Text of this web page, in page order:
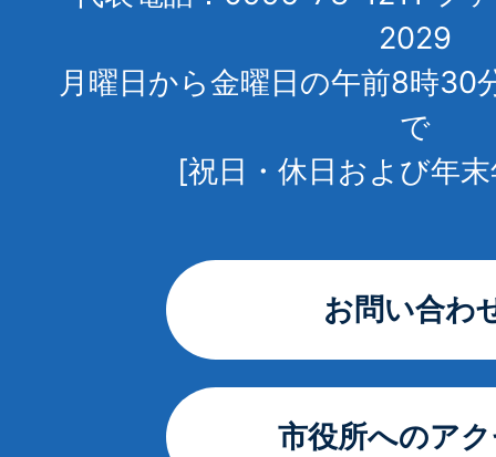
2029
月曜日から金曜日の午前8時30
で
[祝日・休日および年
お問い合わ
市役所へのア